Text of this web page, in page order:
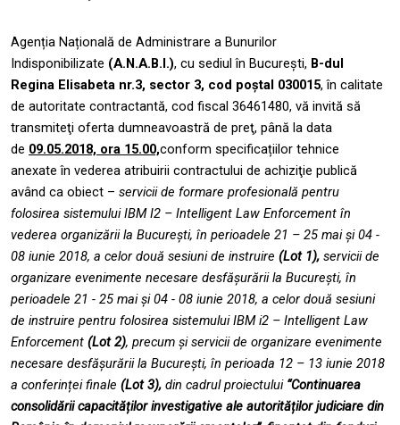
Agenția Națională de Administrare a Bunurilor
Indisponibilizate (A.N.A.B.I.), cu sediul în București, B-dul
Regina Elisabeta nr.3, sector 3, cod poștal 030015, în calitate
de autoritate contractantă, cod fiscal 36461480, vă invită să
transmiteţi oferta dumneavoastră de preţ, până la data
de 09.05.2018, ora 15.00,conform specificațiilor tehnice
anexate în vederea atribuirii contractului de achiziţie publică
având ca obiect – servicii de formare profesională pentru
folosirea sistemului IBM I2 – Intelligent Law Enforcement în
vederea organizării la București, în perioadele 21 – 25 mai și 04 -
08 iunie 2018, a celor două sesiuni de instruire (Lot 1), servicii de
organizare evenimente necesare desfășurării la București, în
perioadele 21 - 25 mai și 04 - 08 iunie 2018, a celor două sesiuni
de instruire pentru folosirea sistemului IBM i2 – Intelligent Law
Enforcement (Lot 2), precum și servicii de organizare evenimente
necesare desfășurării la București, în perioada 12 – 13 iunie 2018
a conferinței finale (Lot 3), din cadrul proiectului “Continuarea
consolidării capacităților investigative ale autorităților judiciare din